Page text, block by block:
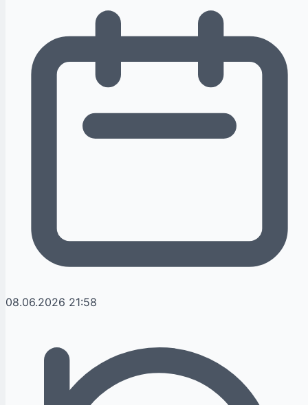
08.06.2026 21:58